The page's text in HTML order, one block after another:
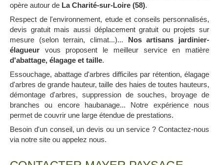
opère autour de La Charité-sur-Loire (58).
Respect de l'environnement, etude et conseils personnalisés,
devis gratuit mais aussi déplacement gratuit ou projets sur
mesure (selon terrain, climat...)... Nos artisans jardinier-
élagueur vous proposent le meilleur service en matière
d'abattage, élagage et taille.
Essouchage, abattage d'arbres difficiles par rétention, élagage
d'arbres de grande hauteur, taille des haies de toutes hauteurs,
démontage d'arbres, suppression de souches, broyage de
branches ou encore haubanage... Notre expérience nous
permet de couvrir une large étendue de prestations.
Besoin d'un conseil, un devis ou un service ? Contactez-nous
via notre site ou appelez nous.